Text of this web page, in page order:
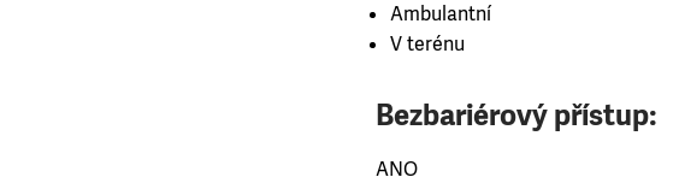
Ambulantní
V terénu
Bezbariérový přístup:
ANO